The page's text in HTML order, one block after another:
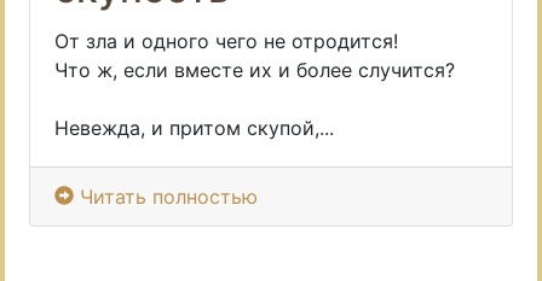
От зла и одного чего не отродится!
Что ж, если вместе их и более случится?
Невежда, и притом скупой,...
Читать полностью